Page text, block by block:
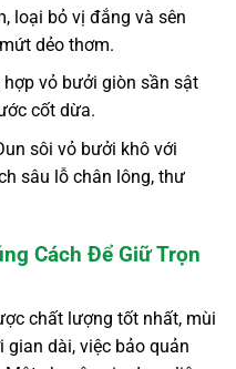
loại bỏ vị đắng và sên
dẻo thơm.
vỏ bưởi giòn sần sật
cốt dừa.
sôi vỏ bưởi khô với
sâu lỗ chân lông, thư
Cách Để Giữ Trọn
chất lượng tốt nhất, mùi
dài, việc bảo quản